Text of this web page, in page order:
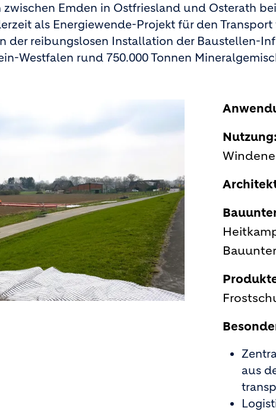
Emden in Ostfriesland und Osterath
als Energiewende-Projekt für den
der reibungslosen Installation der Baustellen-
Westfalen rund 750.000 Tonnen
Nutzung:
aus